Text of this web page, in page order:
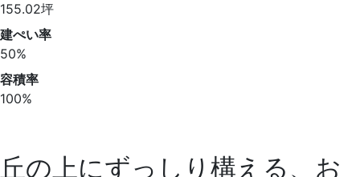
155.02坪
建ぺい率
50%
容積率
100%
丘の上にずっしり構える、お